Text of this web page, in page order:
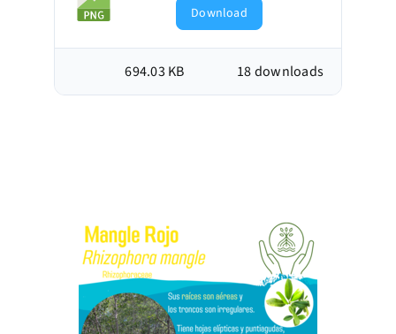
Download
18 downloads
694.03 KB